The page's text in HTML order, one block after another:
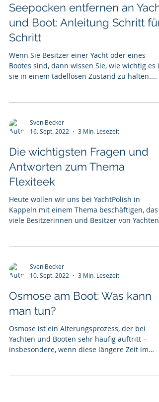
Seepocken entfernen an Yacht
und Boot: Anleitung Schritt für
Schritt
Wenn Sie Besitzer einer Yacht oder eines
Bootes sind, dann wissen Sie, wie wichtig es
sie in einem tadellosen Zustand zu halten....
Sven Becker
16. Sept. 2022
3 Min. Lesezeit
Die wichtigsten Fragen und
Antworten zum Thema
Flexiteek
Heute wollen wir uns bei YachtPolish in
Kappeln mit einem Thema beschäftigen, das
viele Besitzerinnen und Besitzer von Yachten
Sven Becker
10. Sept. 2022
3 Min. Lesezeit
Osmose am Boot: Was kann
man tun?
Osmose ist ein Alterungsprozess, der bei
Yachten und Booten sehr häufig auftritt –
insbesondere, wenn diese längere Zeit im